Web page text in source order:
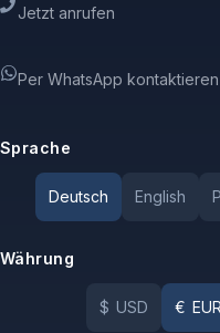
Jetzt anrufen
Per WhatsApp kontaktieren
Sprache
Deutsch English
Währung
$ USD € EUR